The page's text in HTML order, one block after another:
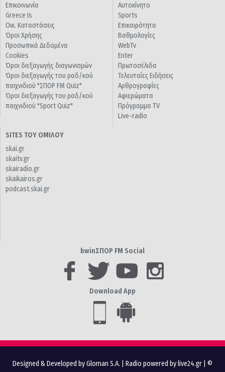
Επικοινωνία
Greece Is
Οικ. Καταστάσεις
Όροι Χρήσης
Προσωπικά Δεδομένα
Cookies
Όροι διεξαγωγής διαγωνισμών
Όροι διεξαγωγής του ραδ/κού
παιχνιδιού "ΣΠΟΡ FM Quiz"
Όροι διεξαγωγής του ραδ/κού
παιχνιδιού "Sport Quiz"
Αυτοκίνητο
Sports
Επικαιρότητα
Βαθμολογίες
WebTv
Enter
Πρωτοσέλιδα
Τελευταίες Ειδήσεις
Αρθρογραφίες
Αφιερώματα
Πρόγραμμα TV
Live-radio
SITES ΤΟΥ ΟΜΙΛΟΥ
skai.gr
skaitv.gr
skairadio.gr
skaikairos.gr
podcast.skai.gr
bwinΣΠΟΡ FM Social
Download App
Designed & Developed by Gloman S.A. Radio powered by live24.gr | ©